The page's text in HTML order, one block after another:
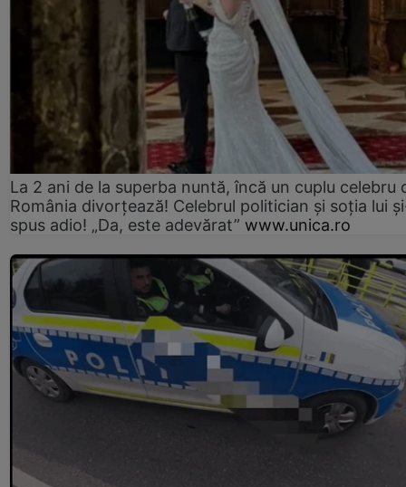
La 2 ani de la superba nuntă, încă un cuplu celebru
România divorțează! Celebrul politician și soția lui
spus adio! „Da, este adevărat” www.unica.ro